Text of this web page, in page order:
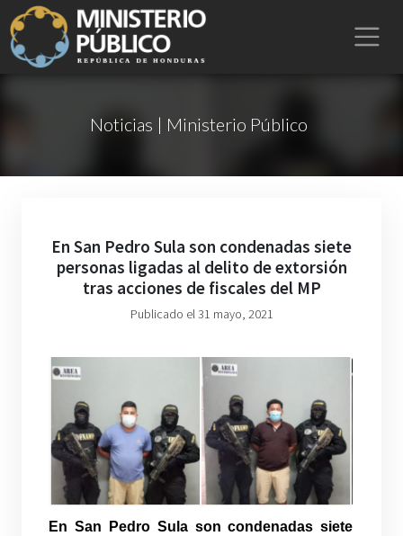
Noticias | Ministerio Público
En San Pedro Sula son condenadas siete
personas ligadas al delito de extorsión
tras acciones de fiscales del MP
Publicado el 31 mayo, 2021
En San Pedro Sula son condenadas siete